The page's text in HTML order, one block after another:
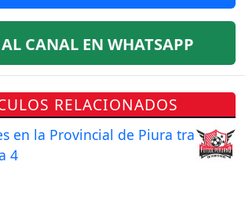
CANAL EN WHATSAPP
RELACIONADOS